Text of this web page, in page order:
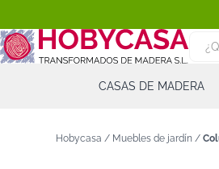
CASAS DE MADERA
Hobycasa / Muebles de jardín /